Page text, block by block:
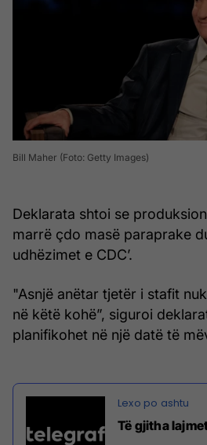
Bill Maher (Foto: Getty Images)
Deklarata shtoi se
marrë çdo masë paraprake
udhëzimet e CDC’.
"Asnjë anëtar tjetër i stafit
në këtë kohë”, siguroi
planifikohet në një datë të
Të gjitha